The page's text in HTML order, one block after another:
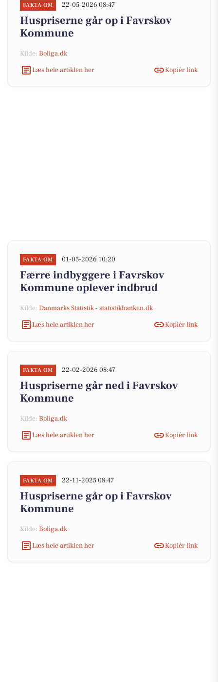
FAKTA OM 22-05-2026 08:47
Huspriserne går op i Favrskov
Kommune
Kilde: Boliga.dk
Læs hele artiklen her
Kopiér link
FAKTA OM 01-05-2026 10:20
Færre indbyggere i Favrskov
Kommune oplever indbrud
Kilde: Danmarks Statistik - statistikbanken.dk
Læs hele artiklen her
Kopiér link
FAKTA OM 22-02-2026 08:47
Huspriserne går ned i Favrskov
Kommune
Kilde: Boliga.dk
Læs hele artiklen her
Kopiér link
FAKTA OM 22-11-2025 08:47
Huspriserne går op i Favrskov
Kommune
Kilde: Boliga.dk
Læs hele artiklen her
Kopiér link